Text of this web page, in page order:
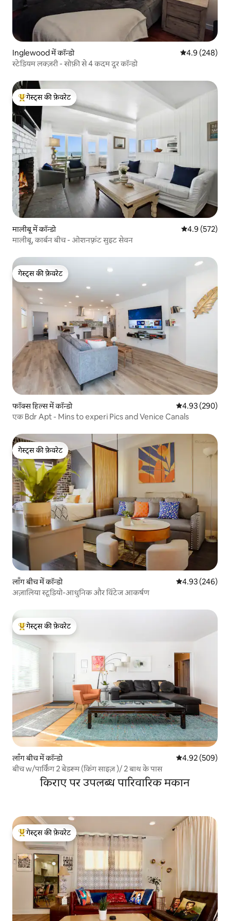
Inglewood में कॉन्डो औसत रेटिंग 5 में
4.9 (248)
स्टेडियम लक्ज़री - सोफ़ी से 4 कदम दूर कॉन्डो
गेस्ट्स का टॉप फ़ेवरेट
गेस्ट्स की फ़ेवरेट
मालीबू में कॉन्डो औसत रेटिंग 5 में
4.9 (572)
मालीबू, कार्बन बीच - ओशनफ़्रंट सुइट सेवन
गेस्ट्स की फ़ेवरेट
गेस्ट्स की फ़ेवरेट
फॉक्स हिल्स में कॉन्डो औसत रेटिंग 5 में से
4.93 (290)
एक Bdr Apt - Mins to experi Pics and Venice Canals
गेस्ट्स की फ़ेवरेट
गेस्ट्स की फ़ेवरेट
लाँग बीच में कॉन्डो औसत रेटिंग 5 में से
4.93 (246)
अज़ालिया स्टूडियो-आधुनिक और विंटेज आकर्षण
गेस्ट्स का टॉप फ़ेवरेट
गेस्ट्स की फ़ेवरेट
लाँग बीच में कॉन्डो औसत रेटिंग 5 में से
4.92 (509)
बीच w/पार्किंग 2 बेडरूम (किंग साइज़ )/ 2 बाथ के पास
किराए पर उपलब्ध पारिवारिक मकान
गेस्ट्स का टॉप फ़ेवरेट
गेस्ट्स की फ़ेवरेट